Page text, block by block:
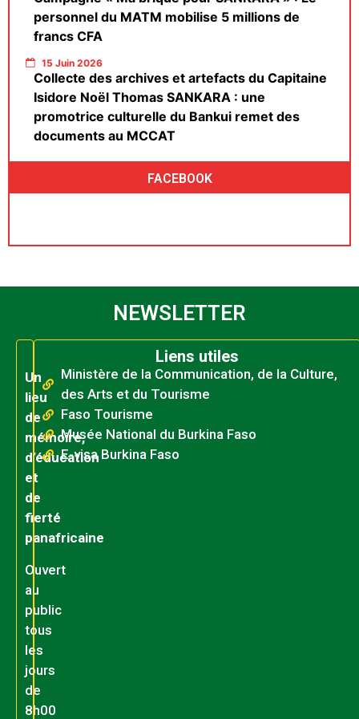
personnel du MATM mobilise 5 millions de
francs CFA
15 Juin 2026
Collecte des archives et artefacts du Capitaine
Isidore Noël Thomas SANKARA : une
promotrice culturelle du Bankui remet des
documents au MCCAT
FACEBOOK
NEWSLETTER
Un
lieu
de
mémoire,
d’éducation
et
de
fierté
panafricaine
Ouvert
au
public
tous
les
jours
de
8h00
Liens utiles
Ministère de la Communication, de la Culture,
des Arts et du Tourisme
Faso Tourisme
Musée National du Burkina Faso
E-visa Burkina Faso